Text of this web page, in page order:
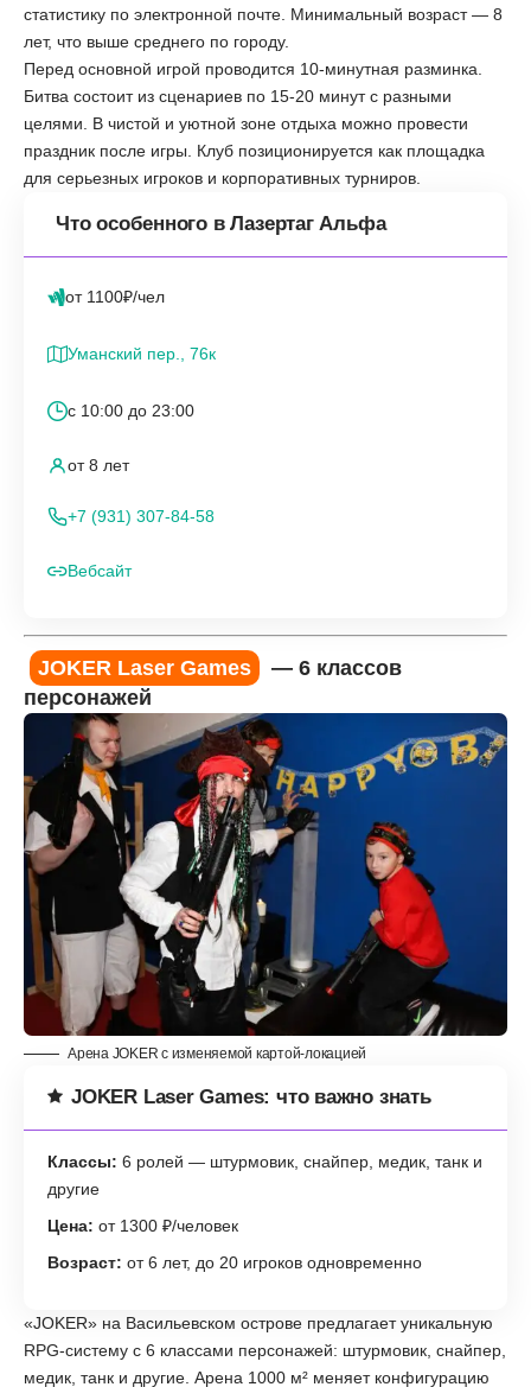
статистику по электронной почте. Минимальный возраст — 8
лет, что выше среднего по городу.
Перед основной игрой проводится 10-минутная разминка.
Битва состоит из сценариев по 15-20 минут с разными
целями. В чистой и уютной зоне отдыха можно провести
праздник после игры. Клуб позиционируется как площадка
для серьезных игроков и корпоративных турниров.
Что особенного в Лазертаг Альфа
от 1100₽/чел
Уманский пер., 76к
с 10:00 до 23:00
от 8 лет
+7 (931) 307-84-58
Вебсайт
JOKER Laser Games
— 6 классов
персонажей
Арена JOKER с изменяемой картой-локацией
JOKER Laser Games: что важно знать
Классы: 6 ролей — штурмовик, снайпер, медик, танк и
другие
Цена: от 1300 ₽/человек
Возраст: от 6 лет, до 20 игроков одновременно
«JOKER» на Васильевском острове предлагает уникальную
RPG-систему с 6 классами персонажей: штурмовик, снайпер,
медик, танк и другие. Арена 1000 м² меняет конфигурацию